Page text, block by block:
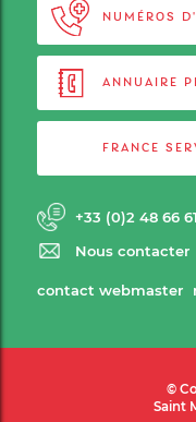
NUMÉROS
ANNUAIRE
FRANCE
+33 (0)2 48 66
Nous contacter
contact webmaster
©
Saint